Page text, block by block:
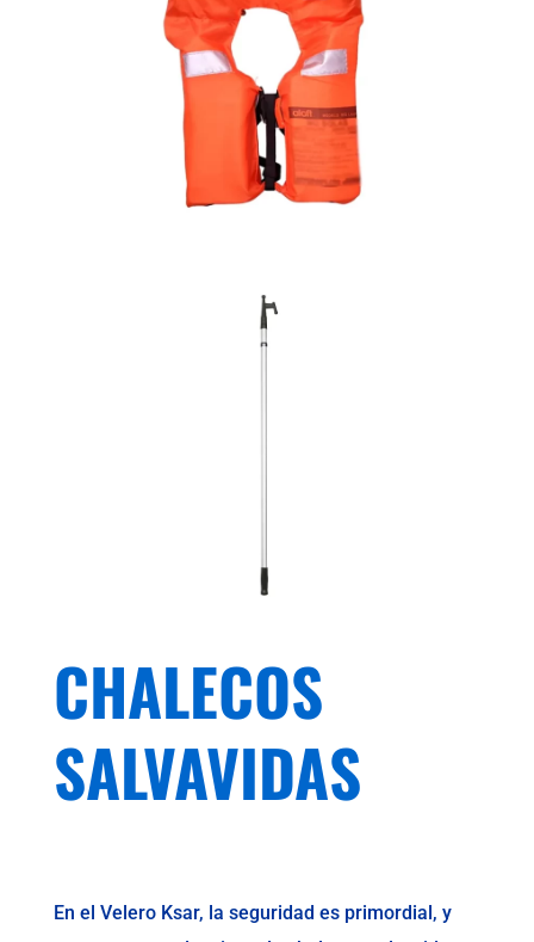
CHALECOS
SALVAVIDAS
En el Velero Ksar, la seguridad es primordial, y